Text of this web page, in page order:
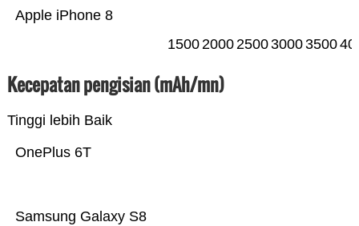
Apple iPhone 8
15002000250030003500
Kecepatan pengisian (mAh/mn)
Tinggi lebih Baik
Samsung Galaxy S8
OnePlus 6T